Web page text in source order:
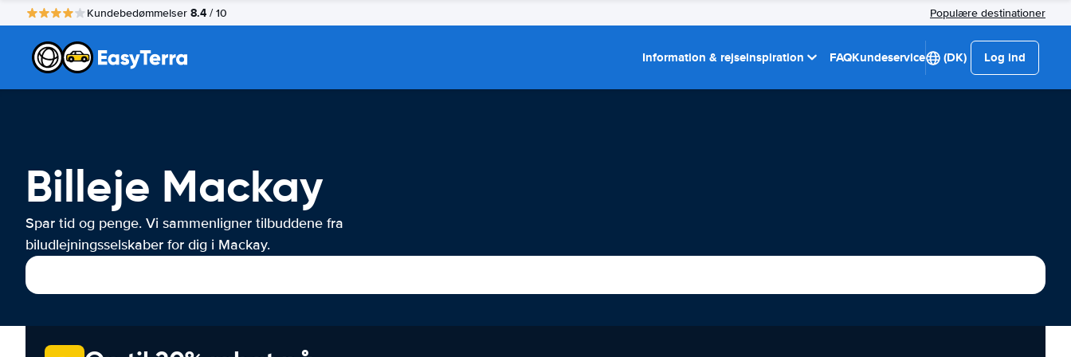
Kundebedømmelser 8.4 / 10 Populære destinationer
Information & rejseinspiration FAQKundeservice (DK) Log ind
Billeje Mackay
Spar tid og penge. Vi sammenligner tilbuddene fra
biludlejningsselskaber for dig i Mackay.